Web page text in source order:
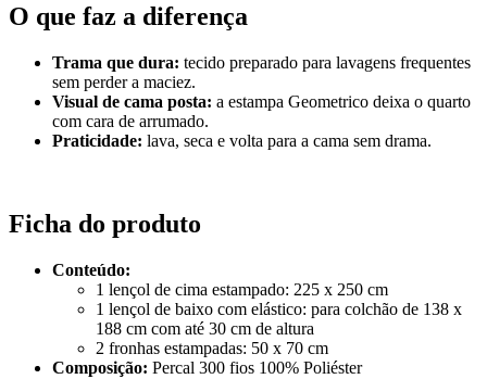
O que faz a diferença
Trama que dura: tecido preparado para lavagens frequentes
sem perder a maciez.
Visual de cama posta: a estampa Geometrico deixa o quarto
com cara de arrumado.
Praticidade: lava, seca e volta para a cama sem drama.
Ficha do produto
Conteúdo:
1 lençol de cima estampado: 225 x 250 cm
1 lençol de baixo com elástico: para colchão de 138 x
188 cm com até 30 cm de altura
2 fronhas estampadas: 50 x 70 cm
Composição: Percal 300 fios 100% Poliéster